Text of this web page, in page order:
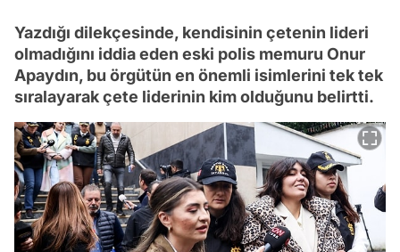
Yazdığı dilekçesinde, kendisinin çetenin lideri
olmadığını iddia eden eski polis memuru Onur
Apaydın, bu örgütün en önemli isimlerini tek tek
sıralayarak çete liderinin kim olduğunu belirtti.